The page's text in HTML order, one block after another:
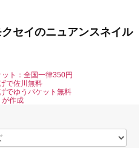
セイのニュアンスネイル
ト：全国一律350円
で佐川無料
でゆうパケット無料
が作成